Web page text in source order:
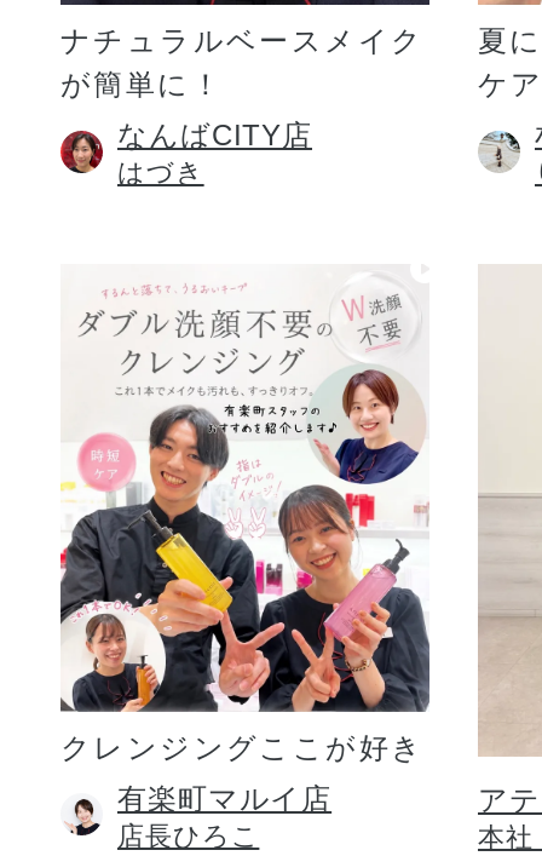
よくあるご質問
ナチュラルベースメイク
が簡単に！
なんばCITY店
はづき
夏
ケ
クレンジングここが好き
有楽町マルイ店
店長ひろこ
ア
本